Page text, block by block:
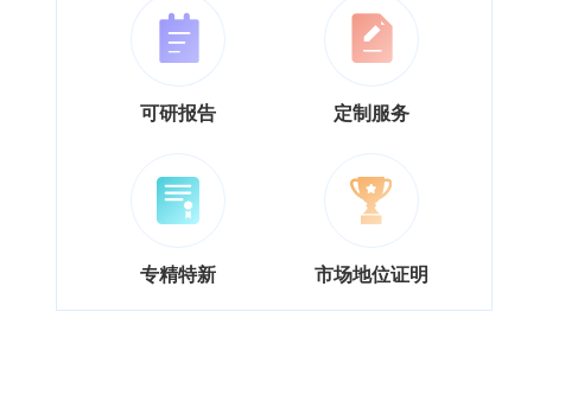
可研报告 定制服务
专精特新 市场地位证明